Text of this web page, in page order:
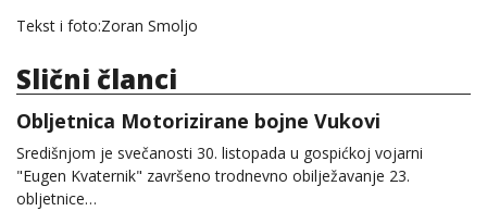
Tekst i foto:Zoran Smoljo
Slični članci
Obljetnica Motorizirane bojne Vukovi
Središnjom je svečanosti 30. listopada u gospićkoj vojarni
"Eugen Kvaternik" završeno trodnevno obilježavanje 23.
obljetnice…